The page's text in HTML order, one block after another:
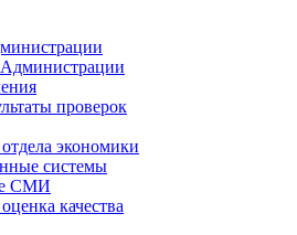
проверок
экономики
системы
СМИ
качества